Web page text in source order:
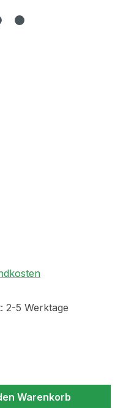
2-5 Werktage
Warenkorb